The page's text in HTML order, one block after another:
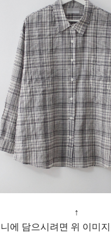
↑
에 담으시려면 위 이미